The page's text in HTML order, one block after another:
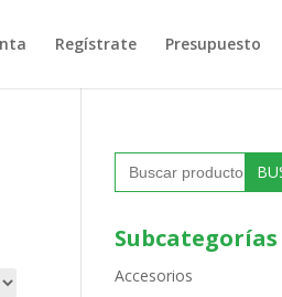
Regístrate Presupuesto
Buscar:
Subcategorías
Accesorios